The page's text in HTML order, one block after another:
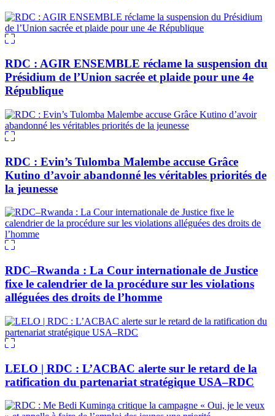
RDC : AGIR ENSEMBLE réclame la suspension du
Présidium de l’Union sacrée et plaide pour une 4e
République
RDC : Evin’s Tulomba Malembe accuse Grâce
Kutino d’avoir abandonné les véritables priorités de
la jeunesse
RDC–Rwanda : La Cour internationale de Justice
fixe le calendrier de la procédure sur les violations
alléguées des droits de l’homme
LELO | RDC : L’ACBAC alerte sur le retard de la
ratification du partenariat stratégique USA–RDC